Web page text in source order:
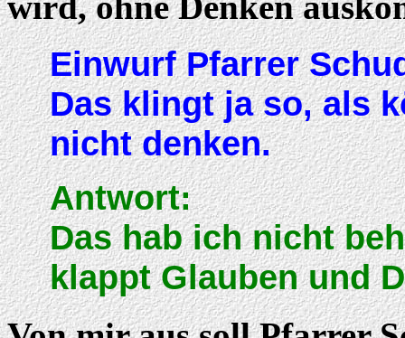
Einwurf Pfarrer
Das klingt ja so, als
nicht denken.
Antwort:
Das hab ich nicht
klappt Glauben und